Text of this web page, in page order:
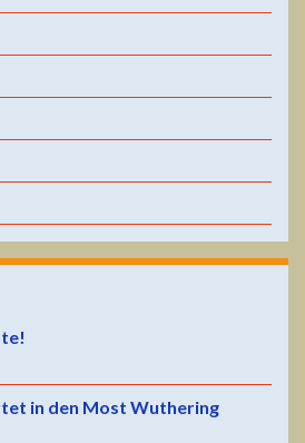
in den Most Wuthering